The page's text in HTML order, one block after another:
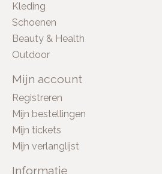
Kleding
Schoenen
Beauty & Health
Outdoor
Mijn account
Registreren
Mijn bestellingen
Mijn tickets
Mijn verlanglijst
Informatie